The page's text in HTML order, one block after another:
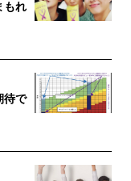
もれ
待で